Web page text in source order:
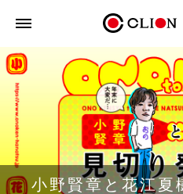
小野賢章と花江夏